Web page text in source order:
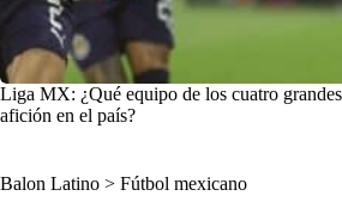
Liga MX: ¿Qué equipo de los cuatro
afición en el país?
Balon Latino > Fútbol mexicano